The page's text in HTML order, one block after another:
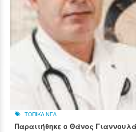
ΤΟΠΙΚΑ ΝΕΑ
Παραιτήθηκε ο Θάνος